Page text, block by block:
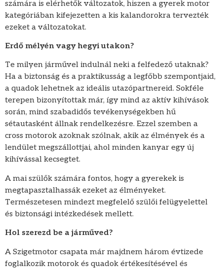
számára is elérhetők változatok, hiszen a gyerek motor
kategóriában kifejezetten a kis kalandorokra tervezték
ezeket a változatokat.
Erdő mélyén vagy hegyi utakon?
Te milyen járművel indulnál neki a felfedező utaknak?
Ha a biztonság és a praktikusság a legfőbb szempontjaid,
a quadok lehetnek az ideális utazópartnereid. Sokféle
terepen bizonyítottak már, így mind az aktív kihívások
során, mind szabadidős tevékenységekben hű
sétautasként állnak rendelkezésre. Ezzel szemben a
cross motorok azoknak szólnak, akik az élmények és a
lendület megszállottjai, ahol minden kanyar egy új
kihívással kecsegtet.
A mai szülők számára fontos, hogy a gyerekek is
megtapasztalhassák ezeket az élményeket.
Természetesen mindezt megfelelő szülői felügyelettel
és biztonsági intézkedések mellett.
Hol szerezd be a járműved?
A Szigetmotor csapata már majdnem három évtizede
foglalkozik motorok és quadok értékesítésével és